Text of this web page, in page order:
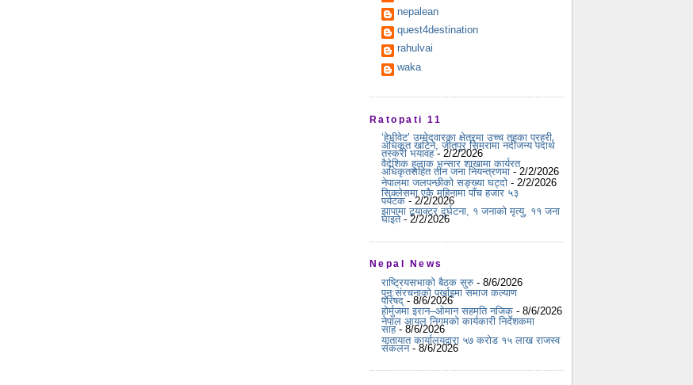
nepalean
quest4destination
rahulvai
waka
Ratopati 11
‘हेभीवेट’ उम्मेदवारका क्षेत्रमा उच्च तहका प्रहरी
अधिकृत खटिने, जीतपुर सिमरामा नदीजन्य पदार्थ
तस्करी भयावह- 2/2/2026
वैदेशिक हुलाक भन्सार शाखामा कार्यरत
अधिकृतसहित तीन जना नियन्त्रणमा - 2/2/2026
नेपालमा जलपन्छीको सङ्ख्या घट्दो - 2/2/2026
सिक्लेसमा एकै महिनामा पाँच हजार ५३
पर्यटक - 2/2/2026
झापामा ट्र्याक्टर दुर्घटना, १ जनाको मृत्यु, ११ जना
घाइते- 2/2/2026
Nepal News
राष्ट्रियसभाको बैठक सुरु- 8/6/2026
पुन:संरचनाको पर्खाइमा समाज कल्याण
परिषद् - 8/6/2026
होर्मुजमा इरान–ओमान सहमति नजिक - 8/6/2026
नेपाल आयल निगमको कार्यकारी निर्देशकमा
साह- 8/6/2026
यातायात कार्यालयद्वारा ५७ करोड १५ लाख राजस्व
संकलन- 8/6/2026